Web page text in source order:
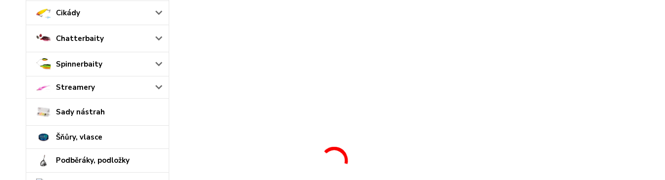
Cikády
Chatterbaity
Spinnerbaity
Streamery
Sady nástrah
Šňůry, vlasce
Podběráky, podložky